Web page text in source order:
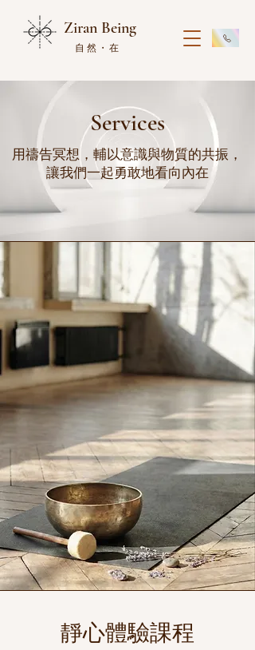
Ziran Being
自然・在
Services
用禱告冥想，輔以意識與物質的共振，
​讓我們一起勇敢地看向內在
靜心體驗課程